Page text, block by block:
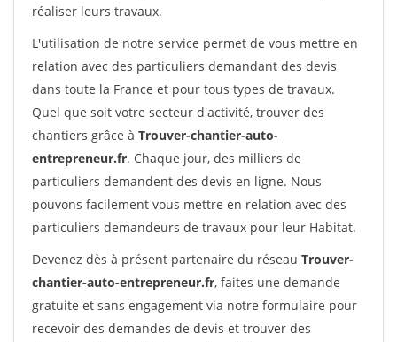
réaliser leurs travaux.
L'utilisation de notre service permet de vous mettre en
relation avec des particuliers demandant des devis
dans toute la France et pour tous types de travaux.
Quel que soit votre secteur d'activité, trouver des
chantiers grâce à Trouver-chantier-auto-
entrepreneur.fr. Chaque jour, des milliers de
particuliers demandent des devis en ligne. Nous
pouvons facilement vous mettre en relation avec des
particuliers demandeurs de travaux pour leur Habitat.
Devenez dès à présent partenaire du réseau Trouver-
chantier-auto-entrepreneur.fr, faites une demande
gratuite et sans engagement via notre formulaire pour
recevoir des demandes de devis et trouver des